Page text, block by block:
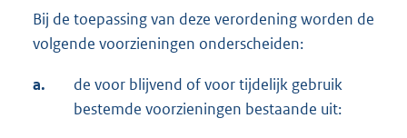
Bij de toepassing van deze verordening worden de
volgende voorzieningen onderscheiden:
a.
de voor blijvend of voor tijdelijk gebruik
bestemde voorzieningen bestaande uit: